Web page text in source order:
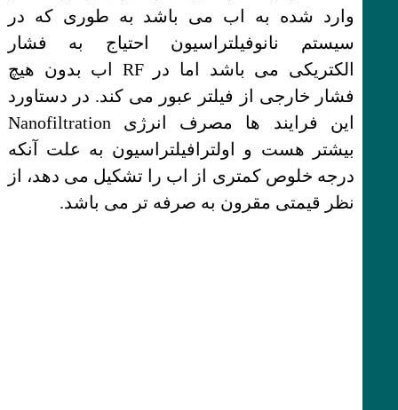
وارد شده به اب می باشد به طوری که در
سیستم نانوفیلتراسیون احتیاج به فشار
الکتریکی می باشد اما در RF اب بدون هیچ
فشار خارجی از فیلتر عبور می کند. در دستاورد
این فرایند ها مصرف انرژی Nanofiltration
بیشتر هست و اولترافیلتراسیون به علت آنکه
درجه خلوص کمتری از اب را تشکیل می دهد، از
نظر قیمتی مقرون به صرفه تر می باشد.